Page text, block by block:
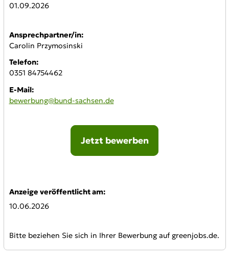
01.09.2026
Ansprechpartner/in:
Carolin Przymosinski
Telefon:
0351 84754462
E-Mail:
bewerbung@bund-sachsen.de
Jetzt bewerben
Anzeige veröffentlicht am:
10.06.2026
Bitte beziehen Sie sich in Ihrer Bewerbung auf greenjobs.de.